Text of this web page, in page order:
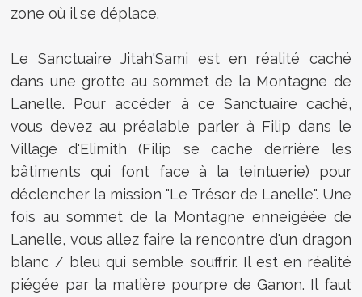
zone où il se déplace.
Le Sanctuaire Jitah'Sami est en réalité caché
dans une grotte au sommet de la Montagne de
Lanelle. Pour accéder à ce Sanctuaire caché,
vous devez au préalable parler à Filip dans le
Village d'Elimith (Filip se cache derrière les
bâtiments qui font face à la teintuerie) pour
déclencher la mission "Le Trésor de Lanelle". Une
fois au sommet de la Montagne enneigéée de
Lanelle, vous allez faire la rencontre d'un dragon
blanc / bleu qui semble souffrir. Il est en réalité
piégée par la matière pourpre de Ganon. Il faut